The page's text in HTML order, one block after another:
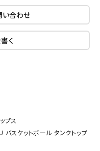
い合わせ
く
プス
スケットボール タンクトップ